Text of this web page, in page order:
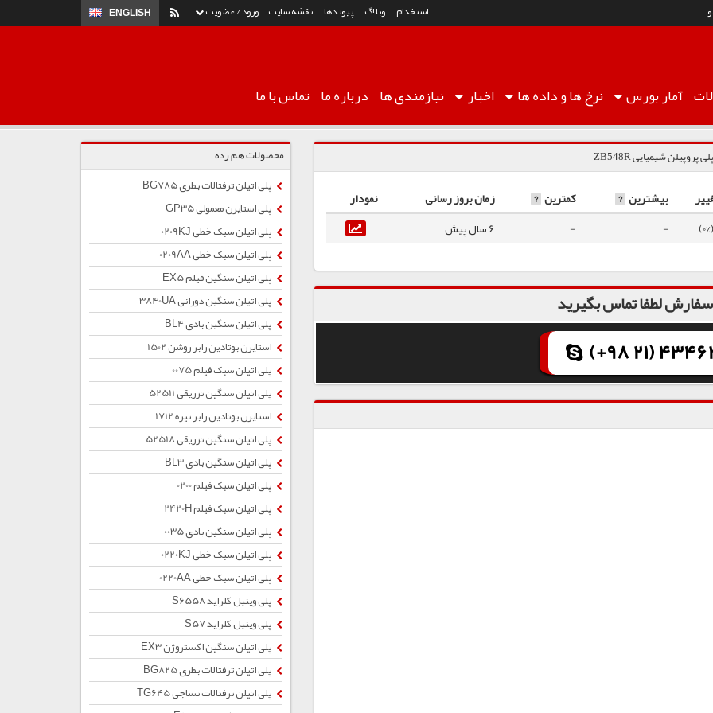
ورود / عضویت ENGLISH استخدام وبلاگ پیوندها نقشه سایت
آماربورس نرخ هاو داده ها اخبار نیازمندی ها درباره ما تماس با ما
پلی پروپیلن شیمیایی ZB548R
بیشترین ? کمترین ? زمان بروز رسانی
نمودار
-
- 6 سال پیش
لطفا تماس بگیرید
(+98 21)
محصولات هم رده
پلی اتیلن ترفتالات بطری BG785
پلی استایرن معمولی GP35
پلی اتیلن سبک خطی 0209KJ
پلی اتیلن سبک خطی 0209AA
پلی اتیلن سنگین فیلم EX5
پلی اتیلن سنگین دورانی 3840UA
پلی اتیلن سنگین بادی BL4
استایرن بوتادین رابر روشن 1502
پلی اتیلن سبک فیلم 0075
پلی اتیلن سنگین تزریقی 52511
استایرن بوتادین رابر تیره 1712
پلی اتیلن سنگین تزریقی 52518
پلی اتیلن سنگین بادی BL3
پلی اتیلن سبک فیلم 0200
پلی اتیلن سبک فیلم 2420H
پلی اتیلن سنگین بادی 0035
پلی اتیلن سبک خطی 0220KJ
پلی اتیلن سبک خطی 0220AA
پلی وینیل کلراید S6558
پلی وینیل کلراید S57
پلی اتیلن سنگین اکستروژن EX3
پلی اتیلن ترفتالات بطری BG825
پلی اتیلن ترفتالات نساجی TG645